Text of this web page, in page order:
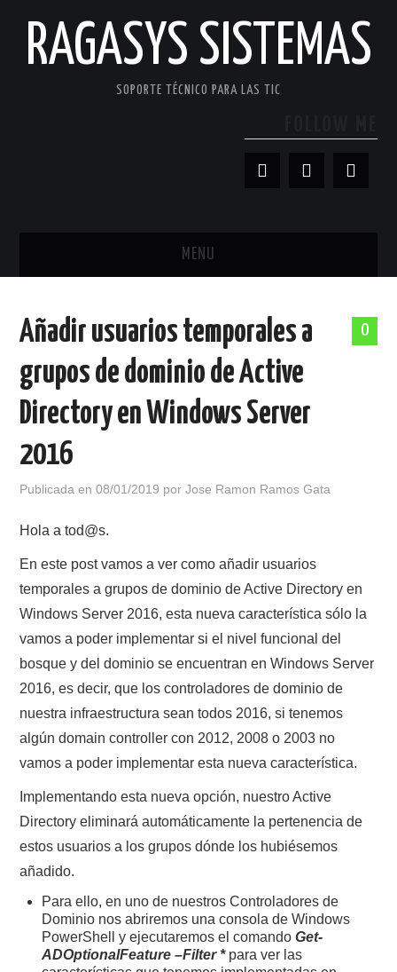
RAGASYS SISTEMAS
SOPORTE TÉCNICO PARA LAS TIC
MENU
ACERCA DE
PATROCINADORES
POLÍTICA DE PRIVACIDAD
0
Añadir usuarios temporales a
grupos de dominio de Active
Directory en Windows Server
2016
Publicada en08/01/2019 porJose Ramon Ramos Gata
Hola a tod@s.
En este post vamos a ver como añadir usuarios
temporales a grupos de dominio de Active Directory en
Windows Server 2016, esta nueva característica sólo la
vamos a poder implementar si el nivel funcional del
bosque y del dominio se encuentran en Windows Server
2016, es decir, que los controladores de dominio de
nuestra infraestructura sean todos 2016, si tenemos
algún domain controller con 2012, 2008 o 2003 no
vamos a poder implementar esta nueva característica.
Implementando esta nueva opción, nuestro Active
Directory eliminará automáticamente la pertenencia de
estos usuarios a los grupos dónde los hubiésemos
añadido.
Para ello, en uno de nuestros Controladores de
Dominio nos abriremos una consola de Windows
PowerShell y ejecutaremos el comandoGet-
ADOptionalFeature –Filter *para ver las